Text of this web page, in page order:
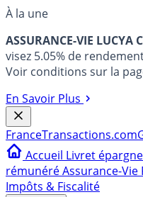
À la une
ASSURANCE-VIE LUCYA
visez 5.05% de
Voir conditions sur la
En Savoir Plus
FranceTransactions.com
Accueil Livret épargne
rémunéréAssurance-Vie
Impôts & Fiscalité